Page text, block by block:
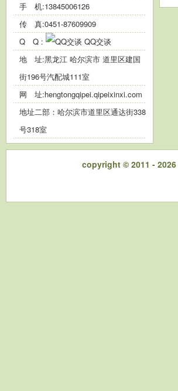
手 机:13845006126
传 真:0451-87609909
Q Q :
QQ交谈
地 址:黑龙江 哈尔滨市 道里区建国
街196号汽配城111室
网 址:hengtongqipei.qipeixinxi.com
地址二部：哈尔滨市道里区通达街338
号318室
copyright © 2011 - 2026